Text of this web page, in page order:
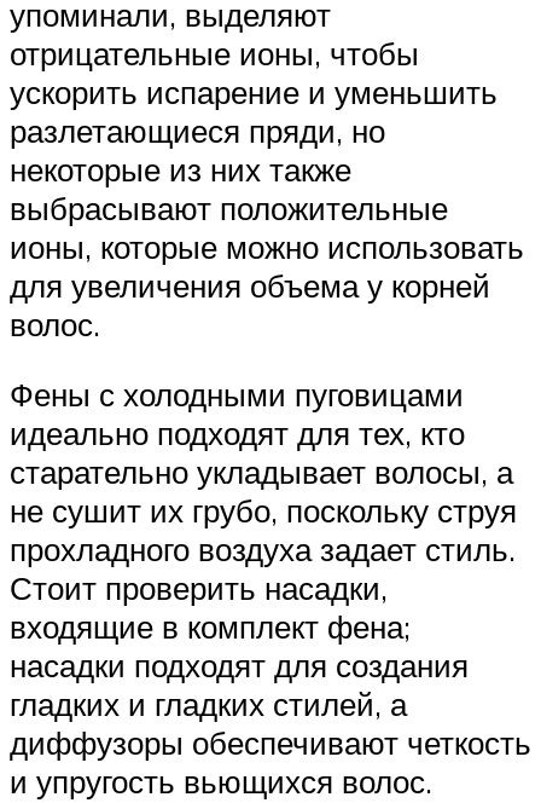
упоминали, выделяют
отрицательные ионы, чтобы
ускорить испарение и уменьшить
разлетающиеся пряди, но
некоторые из них также
выбрасывают положительные
ионы, которые можно использовать
для увеличения объема у корней
волос.
Фены с холодными пуговицами
идеально подходят для тех, кто
старательно укладывает волосы, а
не сушит их грубо, поскольку струя
прохладного воздуха задает стиль.
Стоит проверить насадки,
входящие в комплект фена;
насадки подходят для создания
гладких и гладких стилей, а
диффузоры обеспечивают четкость
и упругость вьющихся волос.